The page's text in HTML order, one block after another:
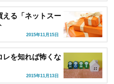
る「ネットスー
2015年11月15日
レを知れば怖くな
2015年11月13日